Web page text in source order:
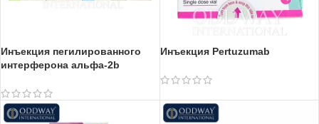
Инъекция пегилированного
интерферона альфа-2b
Инъекция Pertuzumab